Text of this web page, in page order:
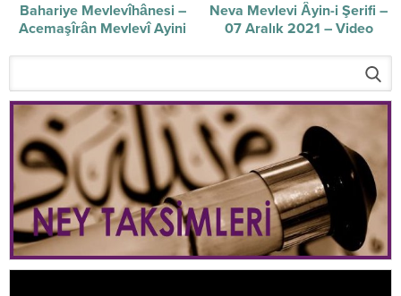
Bahariye Mevlevîhânesi –
Acemaşîrân Mevlevî Ayini
Neva Mevlevi Âyin-i Şerifi –
07 Aralık 2021 – Video